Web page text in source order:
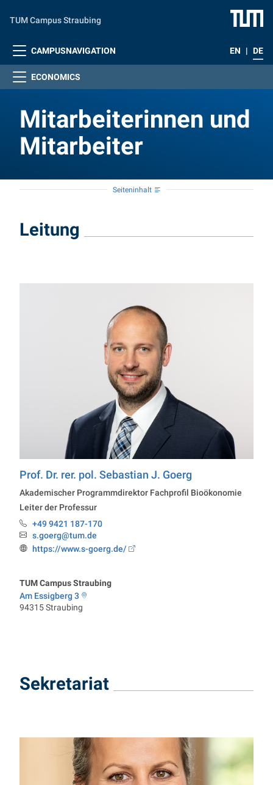
TUM Campus Straubing
CAMPUSNAVIGATION EN | DE
ECONOMICS
Mitarbeiterinnen und
Mitarbeiter
Seiteninhalt
Mitarbeiterinnen und
Leitung
Prof. Dr. rer. pol. Sebastian J. Goerg
Professur Economics
Akademischer Programmdirektor Fachprofil Bioökonomie
Leiter der Professur
Telefon:
+49 9421 187-170
Email:s.goerg@tum.de
Webseite:
https://www.s-goerg.de/
TUM Campus Straubing
Am Essigberg 3
94315Straubing
Sekretariat